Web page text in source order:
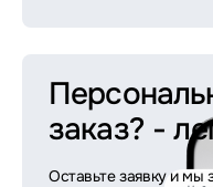
заказ? -
Оставьте заявку и мы